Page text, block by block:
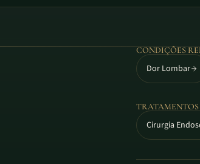
CONDIÇÕES
Dor Lombar
Cirurgia